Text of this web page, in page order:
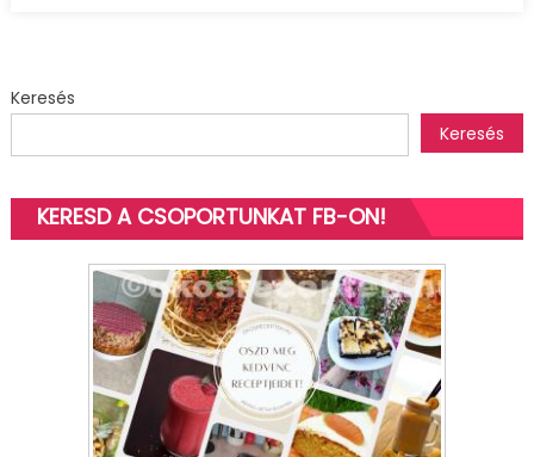
Keresés
Keresés
KERESD A CSOPORTUNKAT FB-ON!